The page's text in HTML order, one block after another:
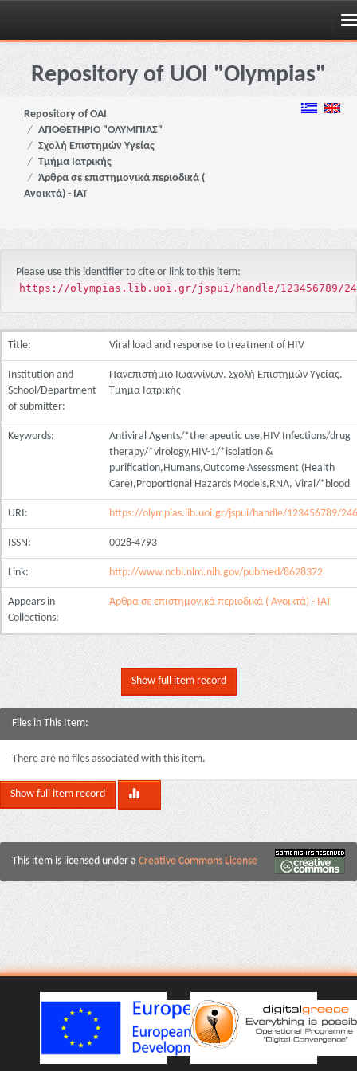
Skip
navigationRepository of UOI "Olympias"
Repository of OAI
ΑΠΟΘΕΤΗΡΙΟ "ΟΛΥΜΠΙΑΣ"
Σχολή Επιστημών Υγείας
Τμήμα Ιατρικής
Άρθρα σε επιστημονικά περιοδικά (
Ανοικτά) - ΙΑΤ
Please use this identifier to cite or link to this item:
https://olympias.lib.uoi.gr/jspui/handle/123456789/
Title: Viral load and response to treatment of HIV
Institution and
School/Department
of submitter:
Πανεπιστήμιο Ιωαννίνων. Σχολή Επιστημών Υγείας.
Τμήμα Ιατρικής
Keywords:
Antiviral Agents/*therapeutic use,HIV Infections/drug
therapy/*virology,HIV-1/*isolation &
purification,Humans,Outcome Assessment (Health
Care),Proportional Hazards Models,RNA, Viral/*blood
URI: https://olympias.lib.uoi.gr/jspui/handle/123456789/
ISSN: 0028-4793
Link: http://www.ncbi.nlm.nih.gov/pubmed/8628372
Appears in
Collections:
Άρθρα σε επιστημονικά περιοδικά ( Ανοικτά) - ΙΑΤ
Show full item record
Files in This Item:
There are no files associated with this item.
Show full item record
This item is licensed under a Creative Commons License